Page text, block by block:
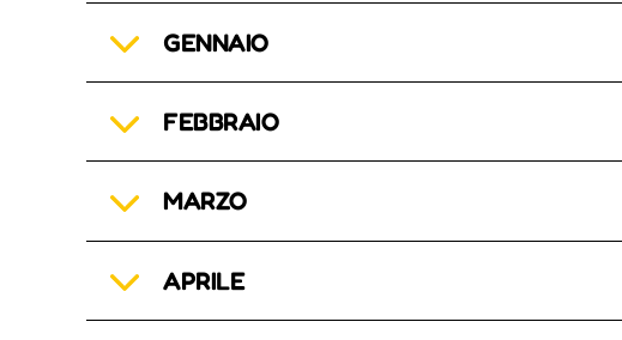
GENNAIO
FEBBRAIO
MARZO
APRILE